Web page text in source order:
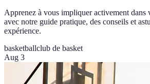
Apprenez à vous impliquer activement dans
avec notre guide pratique, des conseils et
expérience.
basketballclub de basket
Aug 3